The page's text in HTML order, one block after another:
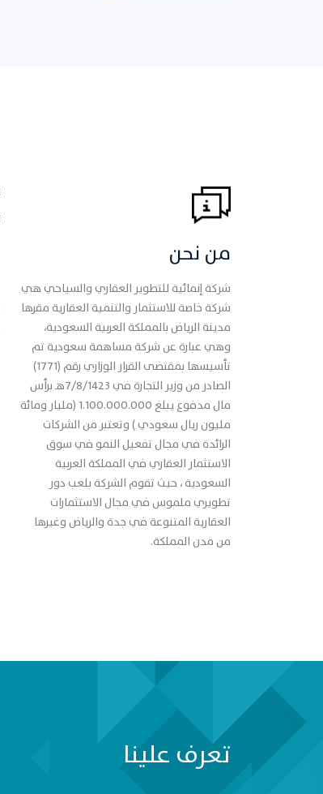
من نحن
شركة إنمائية للتطوير العقاري والسياحي هي
شركة خاصة للاستثمار والتنمية العقارية مقرها
مدينة الرياض بالمملكة العربية السعودية،
وهي عبارة عن شركة مساهمة سعودية تم
تأسيسها بمقتضى القرار الوزاري رقم (1771)
الصادر من وزير التجارة في 7/8/1423هـ برأس
مال مدفوع يبلغ 1.100.000.000 (مليار ومائة
مليون ريال سعودي ) وتعتبر من الشركات
الرائدة في مجال تفعيل النمو في سوق
الاستثمار العقاري في المملكة العربية
السعودية ، حيث تقوم الشركة بلعب دور
تطويري ملموس في مجال الاستثمارات
العقارية المتنوعة في جدة والرياض وغيرها
من مدن المملكة.
تعرف علينا